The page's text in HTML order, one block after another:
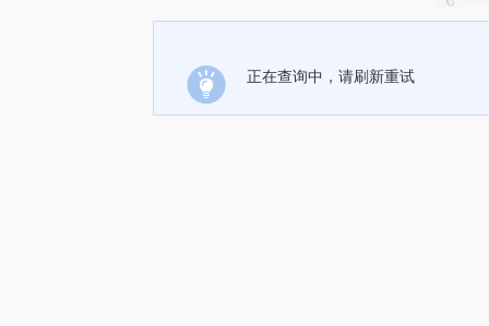
正在查询中，请刷新重试